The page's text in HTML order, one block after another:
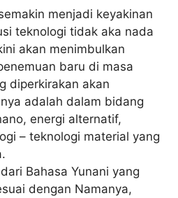
menjadi keyakinan
teknologi tidak aka nada
akan menimbulkan
baru di masa
diperkirakan akan
adalah dalam bidang
energi alternatif,
– teknologi material yang
Bahasa Yunani yang
dengan Namanya,